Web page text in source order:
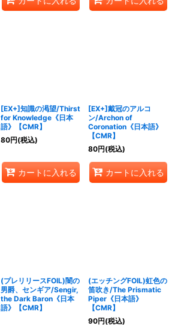
[EX+]知識の渇望/Thirst
for Knowledge《日本
語》【CMR】
80円(税込)
カートに入れる
[EX+]戴冠のアルコ
ン/Archon of
Coronation《日本語》
【CMR】
80円(税込)
カートに入れる
(プレリリースFOIL)闇の
男爵、センギア/Sengir,
the Dark Baron《日本
語》【CMR】
(エッチングFOIL)虹色の
笛吹き/The Prismatic
Piper《日本語》
【CMR】
90円(税込)